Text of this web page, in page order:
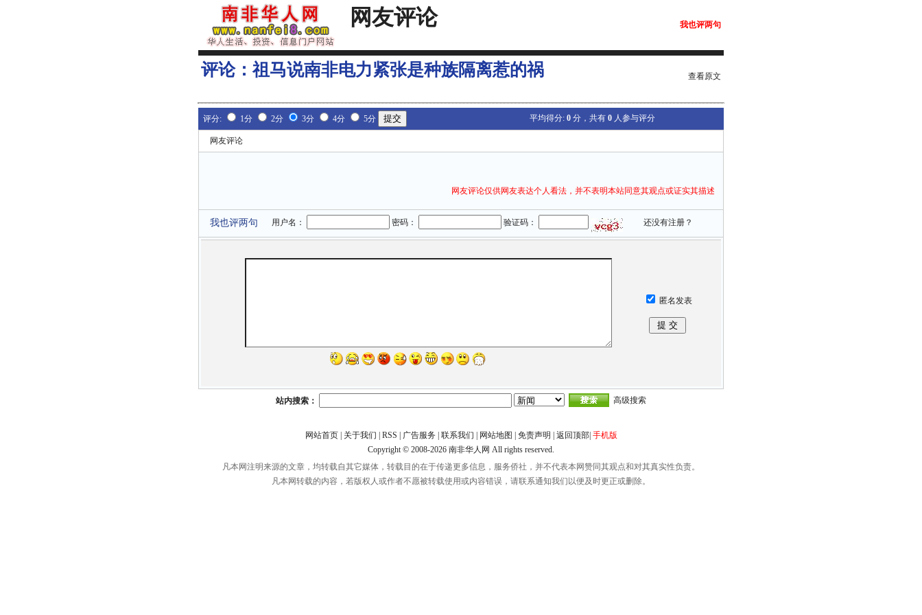
网友评论 我也评两句
评论：祖马说南非电力紧张是种族隔离惹的祸 查看原文
评分: 1分 2分 3分 4分 5分 平均得分: 0 分，共有 0 人参与评分
网友评论
网友评论仅供网友表达个人看法，并不表明本站同意其观点或证实其描述
我也评两句 用户名： 密码： 验证码： 还没有注册？
匿名发表
站内搜索： 高级搜索
网站首页| 关于我们 RSS 广告服务 联系我们 网站地图 免责声明 返回顶部| 手机版
Copyright © 2008-2026 南非华人网 All rights reserved.
凡本网注明来源的文章，均转载自其它媒体，转载目的在于传递更多信息，服务侨社，并不代表本网赞同其观点和对其真实性负责。
凡本网转载的内容，若版权人或作者不愿被转载使用或内容错误，请联系通知我们以便及时更正或删除。